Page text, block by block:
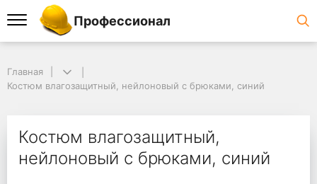
Профессионал
Главная
Костюм влагозащитный, нейлоновый с брюками, синий
Костюм влагозащитный,
нейлоновый с брюками, синий